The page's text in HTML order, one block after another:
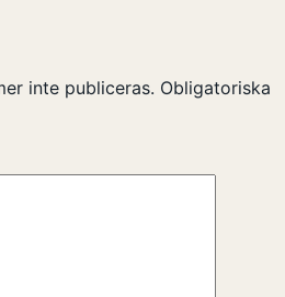
inte publiceras. Obligatoriska